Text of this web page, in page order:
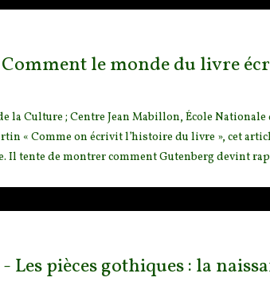
le monde du livre
la Culture ; Centre Jean Mabillon, École Nationale
« Comme on écrivit l’histoire du livre », cet
Il tente de montrer comment Gutenberg devint
Les pièces gothiques : la